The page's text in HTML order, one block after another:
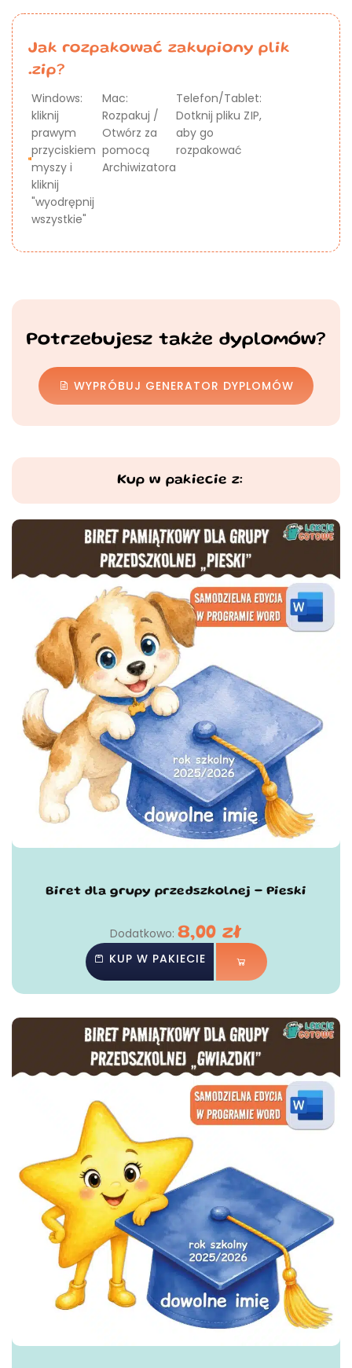
Jak rozpakować zakupiony plik
.zip?
Windows:
kliknij
prawym
przyciskiem
myszy i
kliknij
"wyodrępnij
wszystkie"
Mac:
Rozpakuj /
Otwórz za
pomocą
Archiwizatora
Telefon/Tablet:
Dotknij pliku ZIP,
aby go
rozpakować
Potrzebujesz także dyplomów?
WYPRÓBUJ GENERATOR DYPLOMÓW
Kup w pakiecie z:
Biret dla grupy przedszkolnej - Pieski
Dodatkowo:8,00zł
KUP W PAKIECIE